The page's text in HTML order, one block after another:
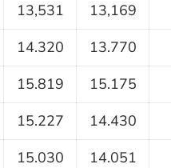
13,531
13,169
14.320
13.770
15.819
15.175
15.227
14.430
15.030
14.051